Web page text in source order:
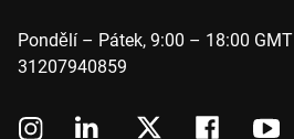
Pondělí – Pátek, 9:00 – 18:00 GMT
31207940859